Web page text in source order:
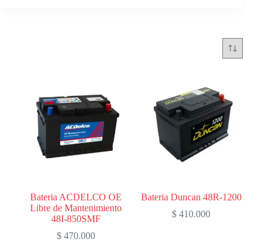
Bateria ACDELCO OE
Libre de Mantenimiento
48I-850SMF
$470.000
Bateria Duncan 48R-1200
$ 410.000